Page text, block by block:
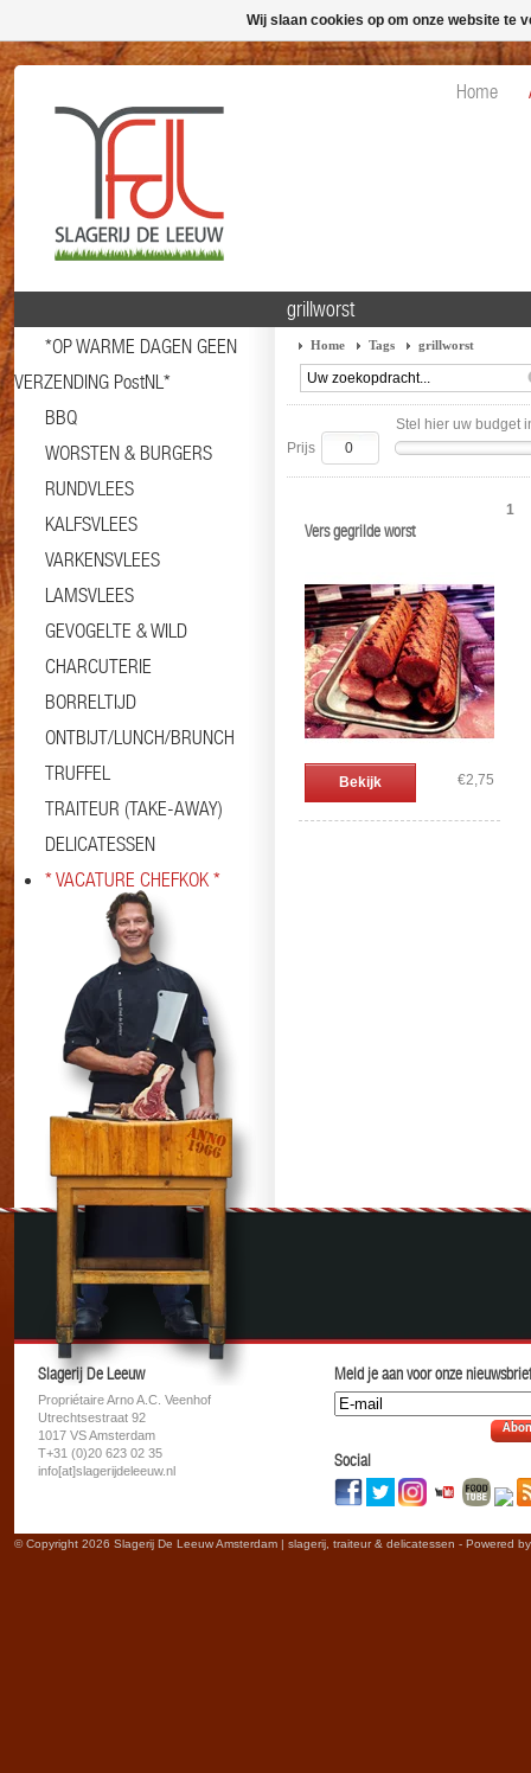
Home
*OP WARME DAGEN GEEN
VERZENDING PostNL*
BBQ
WORSTEN & BURGERS
RUNDVLEES
KALFSVLEES
VARKENSVLEES
LAMSVLEES
GEVOGELTE & WILD
CHARCUTERIE
BORRELTIJD
ONTBIJT/LUNCH/BRUNCH
TRUFFEL
TRAITEUR (TAKE-AWAY)
DELICATESSEN
* VACATURE CHEFKOK *
grillworst
Home Tags grillworst
Stel hier uw budget
Prijs
Vers gegrilde worst
Bekijk €2,75
1
Slagerij De Leeuw
Propriétaire Arno A.C. Veenhof
Utrechtsestraat 92
1017 VS Amsterdam
T+31 (0)20 623 02 35
info[at]slagerijdeleeuw.nl
Meld je aan voor onze
Social
© Copyright 2026 Slagerij De Leeuw Amsterdam | slagerij, traiteur & delicatessen - Powered
Wij slaan cookies op om onze website te